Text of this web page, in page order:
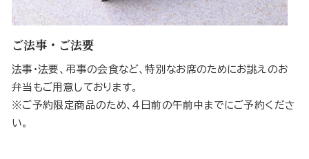
ご法事・ご法要
法事・法要、弔事の会食など、特別なお席のためにお誂えのお
弁当もご用意しております。
※ご予約限定商品のため、４日前の午前中までにご予約くださ
い。